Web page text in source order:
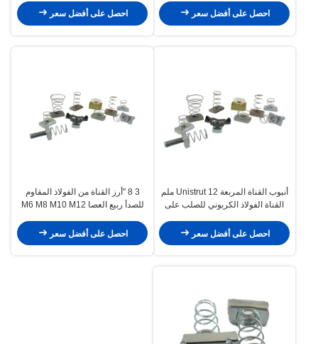
احصل على أفضل سعر
احصل على أفضل سعر
أنبوب القناة المربعة Unistrut 12 ملم
القناة الفولاذ الكربوني للصلب على
احصل على أفضل سعر
3 8 "أرز القناة من الفولاذ المقاوم
للصدأ ربيع العصا M6 M8 M10 M12
احصل على أفضل سعر